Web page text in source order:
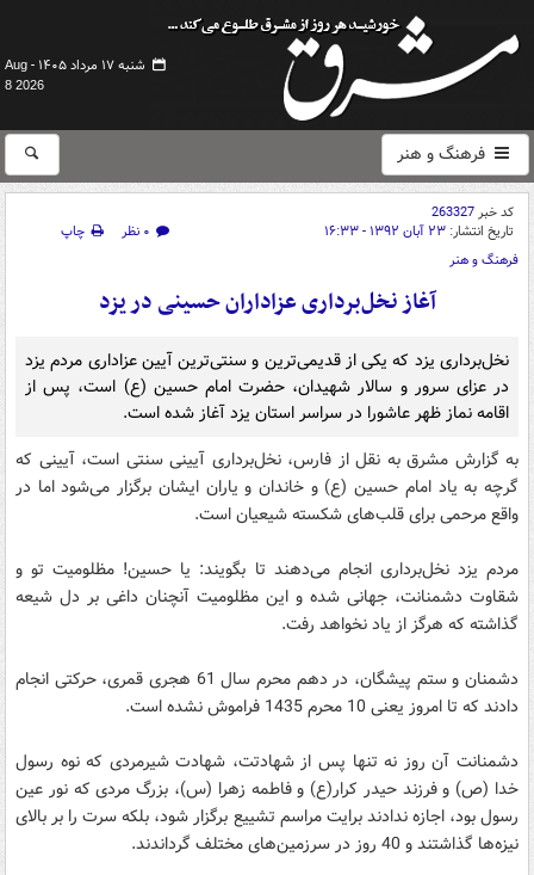
شنبه ۱۷ مرداد ۱۴۰۵ -
Aug
8 2026
فرهنگ و هنر
کد خبر263327
تاریخ انتشار: ۲۳ آبان ۱۳۹۲ - ۱۶:۳۳ ۰ نظر
چاپ
فرهنگ و هنر
آغاز نخل‌برداری عزاداران حسینی در یزد
نخل‌برداری یزد که یکی از قدیمی‌ترین و سنتی‌ترین آیین عزاداری مردم یزد
در عزای سرور و سالار شهیدان، حضرت امام حسین (ع) است، پس از
اقامه نماز ظهر عاشورا در سراسر استان یزد آغاز شده است.
به گزارش مشرق به نقل از فارس، نخل‌برداری آیینی سنتی است، آیینی که
گرچه به یاد امام حسین (ع) و خاندان و یاران ایشان برگزار می‌شود اما در
واقع مرحمی برای قلب‌های شکسته شیعیان است.
مردم یزد نخل‌برداری انجام می‌دهند تا بگویند: یا حسین! مظلومیت تو و
شقاوت دشمنانت، جهانی شده و این مظلومیت آنچنان داغی بر دل شیعه
گذاشته که هرگز از یاد نخواهد رفت.
دشمنان و ستم پیشگان، در دهم محرم سال 61 هجری قمری، حرکتی انجام
دادند که تا امروز یعنی 10 محرم 1435 فراموش نشده است.
دشمنانت آن روز نه تنها پس از شهادتت، شهادت شیرمردی که نوه رسول
خدا (ص) و فرزند حیدر کرار(ع) و فاطمه زهرا (س)، بزرگ مردی که نور عین
رسول بود، اجازه ندادند برایت مراسم تشییع برگزار شود، بلکه سرت را بر بالای
نیزه‌ها گذاشتند و 40 روز در سرزمین‌های مختلف گرداندند.